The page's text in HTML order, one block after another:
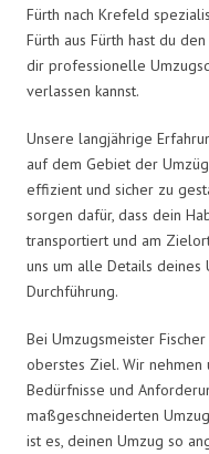
Fürth nach Krefeld
Fürth aus Fürth hast du
dir professionelle
verlassen kannst.
Unsere langjährige
auf dem Gebiet der
effizient und sicher zu
sorgen dafür, dass dein
transportiert und am
uns um alle Details deines
Durchführung.
Bei Umzugsmeister
oberstes Ziel. Wir
Bedürfnisse und
maßgeschneiderten
ist es, deinen Umzug so